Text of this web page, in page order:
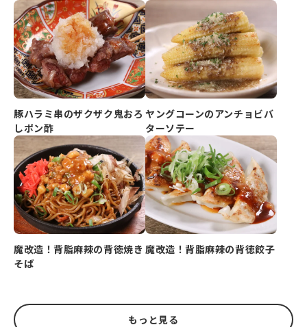
豚ハラミ串のザクザク鬼おろ
しポン酢
ヤングコーンのアンチョビバ
ターソテー
魔改造！背脂麻辣の背徳焼き
そば
魔改造！背脂麻辣の背徳餃子
もっと見る